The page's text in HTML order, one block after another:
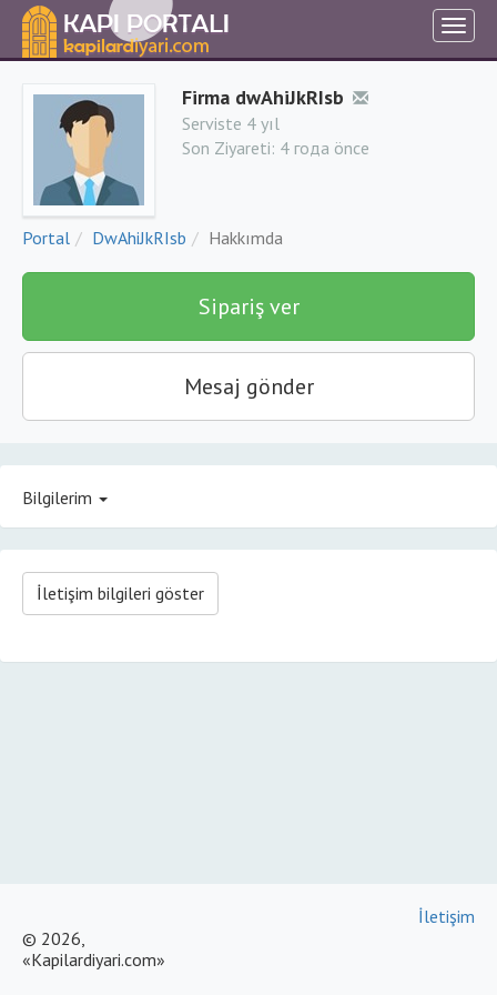
Firma dwAhiJkRIsb
Serviste 4 yıl
Son Ziyareti: 4 года önce
Portal DwAhiJkRIsb Hakkımda
Sipariş ver
Mesaj gönder
Bilgilerim
İletişim bilgileri göster
© 2026,
«Kapilardiyari.com»
İletişim